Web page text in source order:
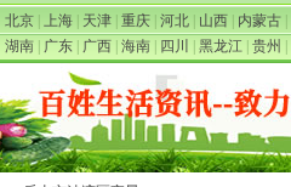
北京 上海 天津 重庆 河北 山西 内蒙古
湖南
广东 广西 海南 四川 黑龙江 贵州